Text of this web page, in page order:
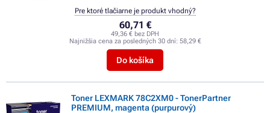
60,71 €
49,36 € bez DPH
Najnižšia cena za posledných 30 dní: 58,29 €
Do košíka
Pre ktoré tlačiarne je produkt vhodný?
Toner LEXMARK 78C2XM0 - TonerPartner
PREMIUM, magenta (purpurový)